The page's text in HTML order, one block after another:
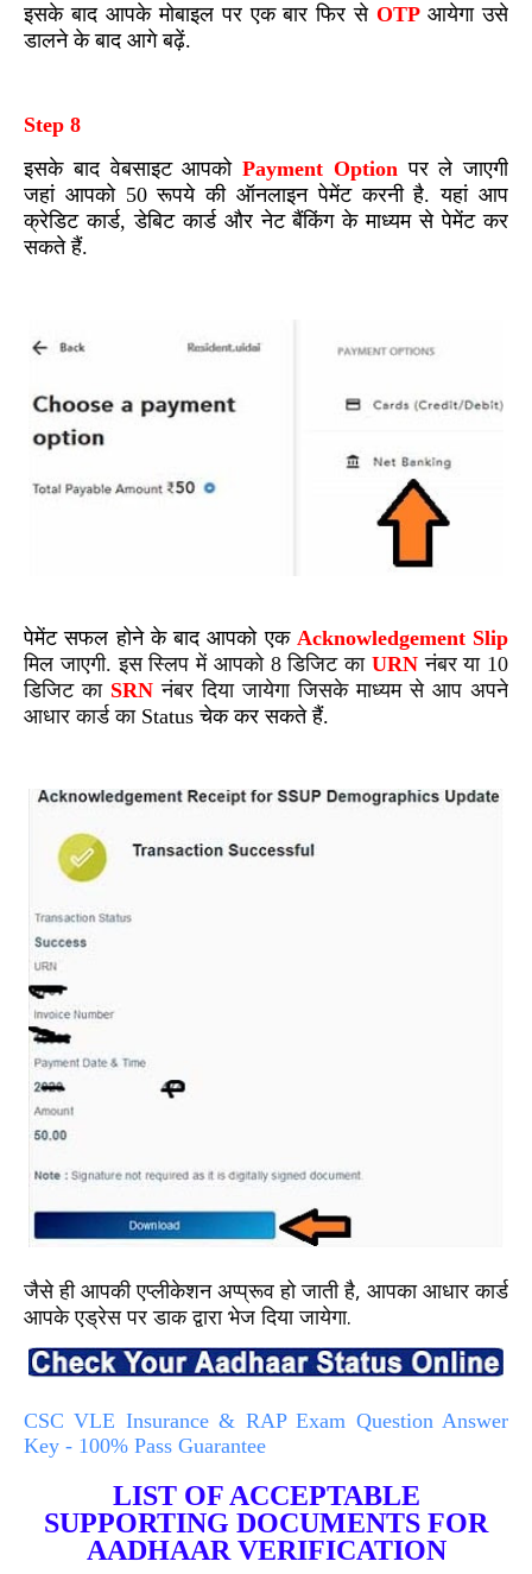
इसके बाद आपके मोबाइल पर एक बार फिर सेOTPआयेगा उसे
डालने के बाद आगे बढ़ें.
Step 8
इसके बाद वेबसाइट आपको Payment Option पर ले जाएगी
जहां आपको 50 रूपये की ऑनलाइन पेमेंट करनी है. यहां आप
क्रेडिट कार्ड, डेबिट कार्ड और नेट बैंकिंग के माध्यम से पेमेंट कर
सकते हैं.
पेमेंट सफल होने के बाद आपको एक Acknowledgement Slip
मिल जाएगी. इस स्लिप में आपको 8 डिजिट का URNनंबर या 10
डिजिट का SRNनंबर दिया जायेगा जिसके माध्यम से आप अपने
आधार कार्ड का Statusचेक कर सकते हैं.
जैसे ही आपकी एप्लीकेशन अप्प्रूव हो जाती है, आपका आधार कार्ड
आपके एड्रेस पर डाक द्वारा भेज दिया जायेगा.
CSC VLE Insurance & RAP Exam Question Answer
Key - 100% Pass Guarantee
LIST OF ACCEPTABLE
SUPPORTING DOCUMENTS FOR
AADHAAR VERIFICATION